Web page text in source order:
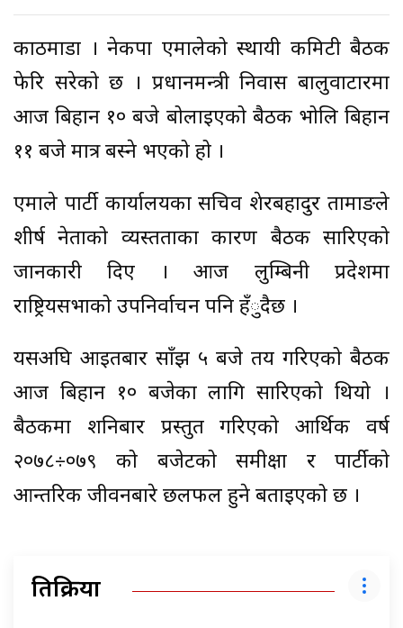
काठमाडौं । नेकपा एमालेको स्थायी कमिटी बैठक
फेरि सरेको छ । प्रधानमन्त्री निवास बालुवाटारमा
आज बिहान १० बजे बोलाइएको बैठक भोलि बिहान
११ बजे मात्र बस्ने भएको हो ।
एमाले पार्टी कार्यालयका सचिव शेरबहादुर तामाङले
शीर्ष नेताको व्यस्तताका कारण बैठक सारिएको
जानकारी दिए । आज लुम्बिनी प्रदेशमा
राष्ट्रियसभाको उपनिर्वाचन पनि हँुदैछ ।
यसअघि आइतबार साँझ ५ बजे तय गरिएको बैठक
आज बिहान १० बजेका लागि सारिएको थियो ।
बैठकमा शनिबार प्रस्तुत गरिएको आर्थिक वर्ष
२०७८÷०७९ को बजेटको समीक्षा र पार्टीको
आन्तरिक जीवनबारे छलफल हुने बताइएको छ ।
प्रतिक्रिया